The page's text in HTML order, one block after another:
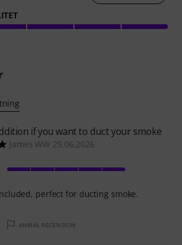
if you want to duct your smoke
James WW 25.06.2026
perfect for ducting smoke.
ANMÄL RECENSION